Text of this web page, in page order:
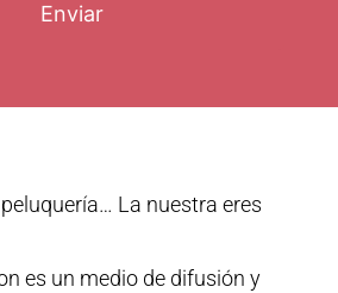
Enviar
La nuestra eres
es un medio de difusión y